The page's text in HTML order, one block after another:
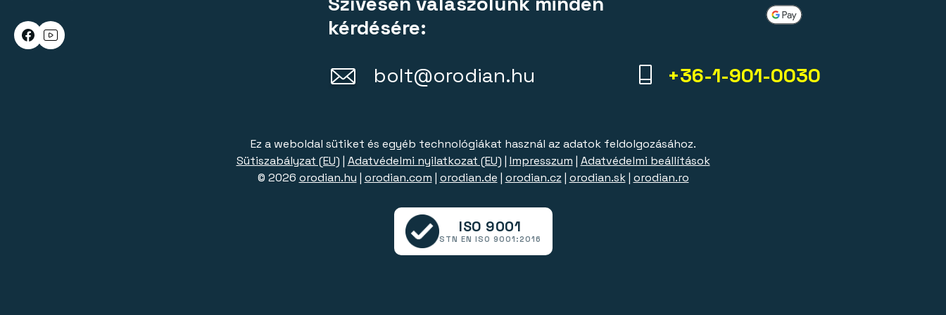
kérdésére:
bolt@orodian.hu
+36-1-901-0030
Ez a weboldal sütiket és egyéb technológiákat használ az adatok feldolgozásához.
Sütiszabályzat (EU) | Adatvédelmi nyilatkozat (EU) | Impresszum | Adatvédelmi beállítások
© 2026 orodian.hu | orodian.com | orodian.de | orodian.cz| orodian.sk| orodian.ro
ISO 9001
STN EN ISO 9001:2016